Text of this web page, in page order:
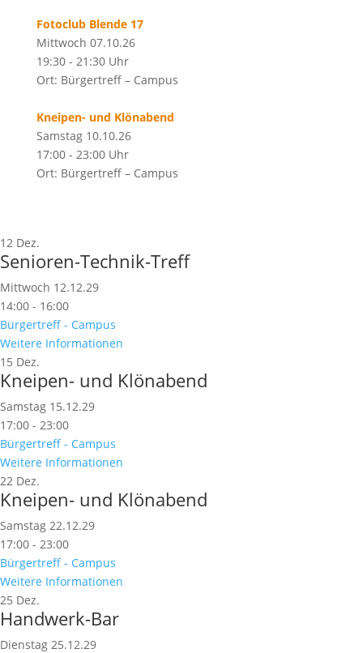
Fotoclub Blende 17
Mittwoch 07.10.26
19:30 - 21:30 Uhr
Ort: Bürgertreff – Campus
Kneipen- und Klönabend
Samstag 10.10.26
17:00 - 23:00 Uhr
Ort: Bürgertreff – Campus
12 Dez.
Senioren-Technik-Treff
Mittwoch 12.12.29
14:00 - 16:00
Bürgertreff - Campus
Weitere Informationen
15 Dez.
Kneipen- und Klönabend
Samstag 15.12.29
17:00 - 23:00
Bürgertreff - Campus
Weitere Informationen
22 Dez.
Kneipen- und Klönabend
Samstag 22.12.29
17:00 - 23:00
Bürgertreff - Campus
Weitere Informationen
25 Dez.
Handwerk-Bar
Dienstag 25.12.29